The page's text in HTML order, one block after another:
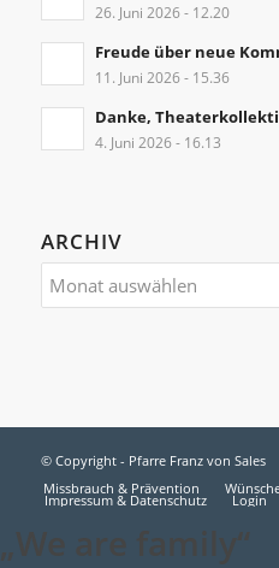
26. Juni 2026 - 12.20
Freude über neue
11. Juni 2026 - 15.36
Danke,
4. Juni 2026 - 16.13
ARCHIV
© Copyright - Pfarre Franz von Sales
Missbrauch & Prävention
Impressum & Datenschutz Login
„We are family“